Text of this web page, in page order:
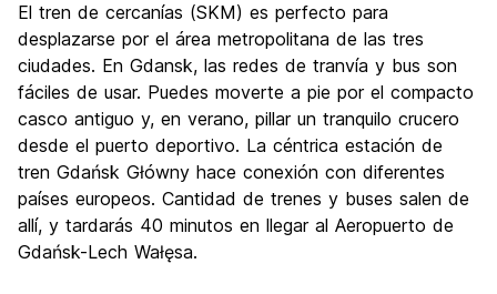
El tren de cercanías (SKM) es perfecto para
desplazarse por el área metropolitana de las tres
ciudades. En Gdansk, las redes de tranvía y bus son
fáciles de usar. Puedes moverte a pie por el compacto
casco antiguo y, en verano, pillar un tranquilo crucero
desde el puerto deportivo. La céntrica estación de
tren Gdańsk Główny hace conexión con diferentes
países europeos. Cantidad de trenes y buses salen de
allí, y tardarás 40 minutos en llegar al Aeropuerto de
Gdańsk-Lech Wałęsa.